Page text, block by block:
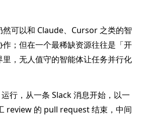
然可以和 Claude、Cursor 之类的智
；但在一个最稀缺资源往往是「开
，无人值守的智能体让任务并行化
行，从一条 Slack 消息开始，以一
review 的 pull request 结束，中间